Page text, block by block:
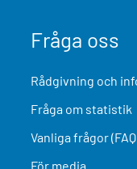
Fråga oss
Rådgivning och
Fråga om statistik
Vanliga frågor
För media